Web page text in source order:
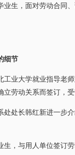
，面对劳动合同、
细节
大学就业指导老师
立劳动关系而签订，
长韩红新进一步介
与用人单位签订劳